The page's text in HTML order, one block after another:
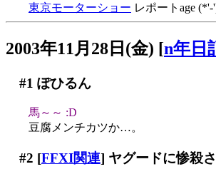
東京モーターショー レポートage (*'-
2003年11月28日(金) [n年日
#1 ぽひるん
馬～～ :D
豆腐メンチカツか…。
#2 [FFXI関連] ヤグードに惨殺